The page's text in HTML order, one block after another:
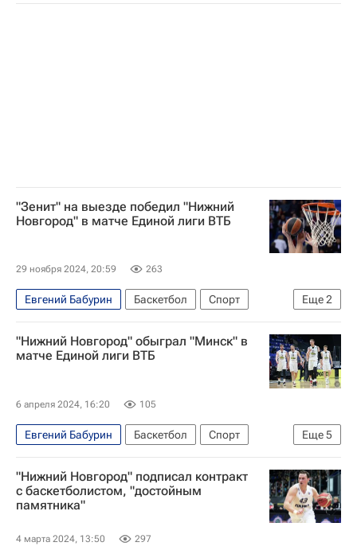
Москва
Единая лига ВТБ
"Зенит" на выезде победил "Нижний
Новгород" в матче Единой лиги ВТБ
29 ноября 2024, 20:59 263
Еще2
Евгений Бабурин Баскетбол
Спорт
Нижний Новгород
Зенит (Санкт-Петербург)
"Нижний Новгород" обыграл "Минск" в
матче Единой лиги ВТБ
6 апреля 2024, 16:20 105
Еще5
Евгений Бабурин Баскетбол
Спорт
Минск
Григорий Мотовилов
Нижний Новгород
Минск
Кубок России по баскетболу
"Нижний Новгород" подписал контракт
с баскетболистом, "достойным
памятника"
4 марта 2024, 13:50 297